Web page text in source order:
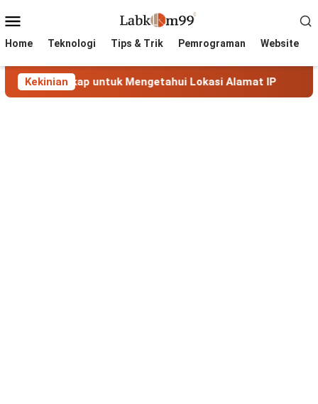
to
Menu
Home Teknologi Tips & Trik Pemrograman Website
Kekinian
untuk Mengetahui Lokasi Alamat IP MaxMind